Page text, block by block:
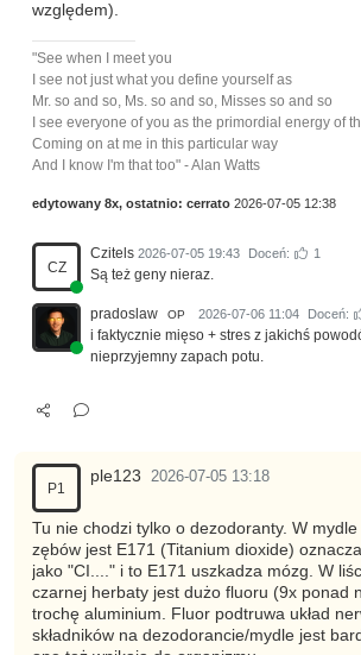
względem).
"See when I meet you
I see not just what you define yourself as
Mr. so and so, Ms. so and so, Misses so and so
I see everyone of you as the primordial energy of
Coming on at me in this particular way
And I know I'm that too" - Alan Watts
edytowany 8x, ostatnio: cerrato 2026-07-05 12:38
CZ
Czitels 2026-07-05 19:43 Doceń: 1
Są też geny nieraz.
pradoslaw OP 2026-07-06 11:04 Doceń:
i faktycznie mięso + stres z jakichś
nieprzyjemny zapach potu.
P1
ple123 2026-07-05 13:18
Tu nie chodzi tylko o dezodoranty. W
zębów jest E171 (Titanium dioxide)
jako "CI...." i to E171 uszkadza mózg. W
czarnej herbaty jest dużo fluoru (9x ponad
trochę aluminium. Fluor podtruwa układ
składników na dezodorancie/mydle jest